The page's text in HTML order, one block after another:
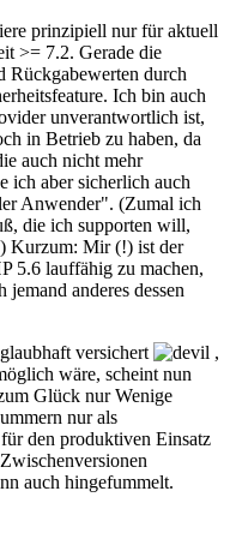
prinzipiell nur für aktuell
>= 7.2. Gerade die
Rückgabewerten durch
Ich bin auch
unverantwortlich ist,
in Betrieb zu haben, da
auch nicht mehr
ich aber sicherlich auch
Anwender". (Zumal ich
die ich supporten will,
Kurzum: Mir (!) ist der
5.6 lauffähig zu machen,
anderes dessen
versichert
,
wäre, scheint nun
Glück nur Wenige
nur als
den produktiven Einsatz
auch hingefummelt.